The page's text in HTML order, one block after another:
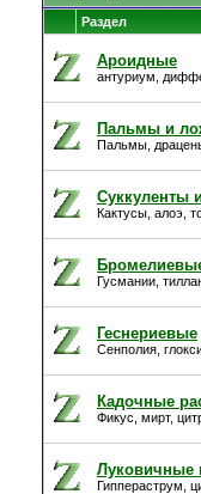
Раздел
Ароидные
антуриум,
Пальмы и
Пальмы,
Суккуленты
Кактусы, алоэ,
Гусмании,
Геснериевые
Сенполия,
Кадочные
Фикус, мирт,
Луковичные
Гиппераструм,